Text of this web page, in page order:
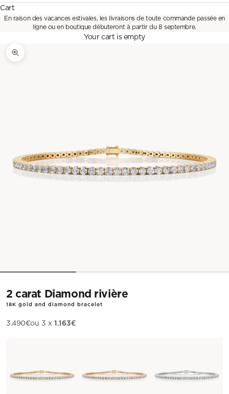
Cart
En raison des vacances estivales, les livraisons de toute commande passée en
ligne ou en boutique débuteront à partir du 8 septembre.
Your cart is empty
Zoom picture
2 carat Diamond rivière
18K gold and diamond bracelet
Sale price
3.490€ou 3 x1.163€